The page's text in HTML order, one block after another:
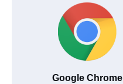
Google Chrome